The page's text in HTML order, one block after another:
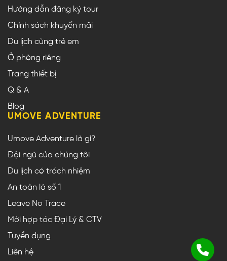
Hướng dẫn đăng ký tour
Chính sách khuyến mãi
Du lịch cùng trẻ em
Ở phòng riêng
Trang thiết bị
Q & A
Blog
UMOVE ADVENTURE
Umove Adventure là gì?
Đội ngũ của chúng tôi
Du lịch có trách nhiệm
An toàn là số 1
Leave No Trace
Mời hợp tác Đại Lý & CTV
Tuyển dụng
Liên hệ